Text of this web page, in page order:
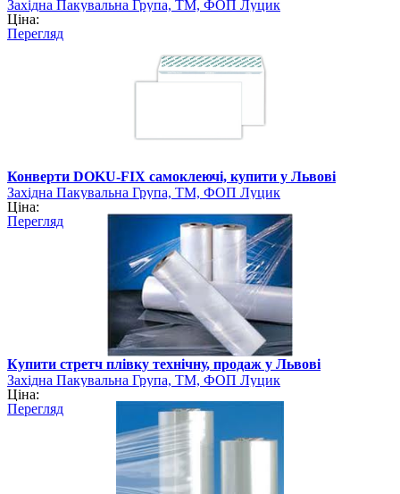
Західна Пакувальна Група, ТМ, ФОП Луцик
Ціна:
Перегляд
Конверти DOKU-FIX самоклеючі, купити у Львові
Західна Пакувальна Група, ТМ, ФОП Луцик
Ціна:
Перегляд
Купити стретч плівку технічну, продаж у Львові
Західна Пакувальна Група, ТМ, ФОП Луцик
Ціна:
Перегляд